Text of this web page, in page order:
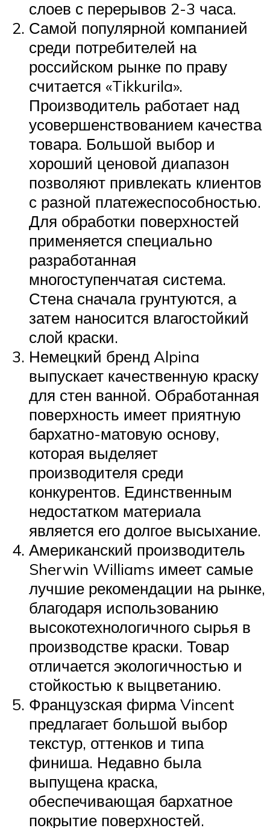
слоев с перерывов 2-3 часа.
Самой популярной компанией
среди потребителей на
российском рынке по праву
считается «Tikkurila».
Производитель работает над
усовершенствованием качества
товара. Большой выбор и
хороший ценовой диапазон
позволяют привлекать клиентов
с разной платежеспособностью.
Для обработки поверхностей
применяется специально
разработанная
многоступенчатая система.
Стена сначала грунтуются, а
затем наносится влагостойкий
слой краски.
Немецкий бренд Alpina
выпускает качественную краску
для стен ванной. Обработанная
поверхность имеет приятную
бархатно-матовую основу,
которая выделяет
производителя среди
конкурентов. Единственным
недостатком материала
является его долгое высыхание.
Американский производитель
Sherwin Williams имеет самые
лучшие рекомендации на рынке,
благодаря использованию
высокотехнологичного сырья в
производстве краски. Товар
отличается экологичностью и
стойкостью к выцветанию.
Французская фирма Vincent
предлагает большой выбор
текстур, оттенков и типа
финиша. Недавно была
выпущена краска,
обеспечивающая бархатное
покрытие поверхностей.